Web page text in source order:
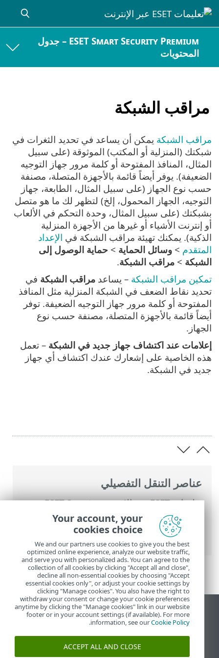
ESET Smart Security Premium – جدول
المحتويات
مراقب الشبكة
عناصر التنقل التفصيلي
تعليمات ESET عبر الإنترنت >
ESET Smart
Security Premium
>الإعداد المتقدم>
الحماية>حماية الوصول إلى الشبكة
الشبكة
مراقب الشبكة يمكن أن يساعد في تحديد الثغرات في
شبكتك (المنزلية أو المكتب) الموثوقة (على سبيل
المثال، المنافذ المفتوحة أو كلمة مرور جهاز التوجيه
الضعيفة). يوفر أيضاً قائمة بالأجهزة المتصلة، مصنفة
حسب نوع الجهاز (على سبيل المثال، الطابعة، جهاز
التوجيه، الجهاز المحمول، إلخ) لتظهر لك ما هو متصل
بشبكتك (على سبيل المثال، وحدة التحكم في الألعاب
أو إنترنت الأشياء أو غيرها من الأجهزة المنزلية
الذكية). يمكنك تهيئة مراقب الشبكة في الإعداد
المتقدم > وسائل الحماية > حماية الوصول إلى
الشبكة > مراقب الشبكة.
تمكين مراقب الشبكة – يساعد مراقب الشبكة في
تحديد نقاط الضعف في الشبكة المنزلية مثل المنافذ
المفتوحة أو كلمة مرور جهاز التوجيه الضعيفة. توفر
أيضاً قائمة بالأجهزة المتصلة، مصنفة حسب نوع
الجهاز.
إعلامات عند اكتشاف جهاز جديد في الشبكة – تعمل
هذه الخاصية على إشعارك عندك اكتشاف أي جهاز
جديد في الشبكة.
عرض موقع سطح المكتب
End of Life
قاعدة معارف ESET
Your account, your
cookies choice
We and our partners use cookies to give you the best
optimized online experience, analyze our website traffic,
and serve you with personalized ads. You can agree to the
collection of all cookies by clicking "Accept all and close",
decline all non-essential cookies by choosing "Accept
essential cookies only", or adjust your cookie settings by
clicking "Manage cookies". You also have the right to
withdraw your consent or change your cookie preferences
anytime by clicking the "Manage cookies" link in our website
footer or in your account settings (if available). For more
information, see ourCookie Policy
.
ACCEPT ALL AND CLOSE